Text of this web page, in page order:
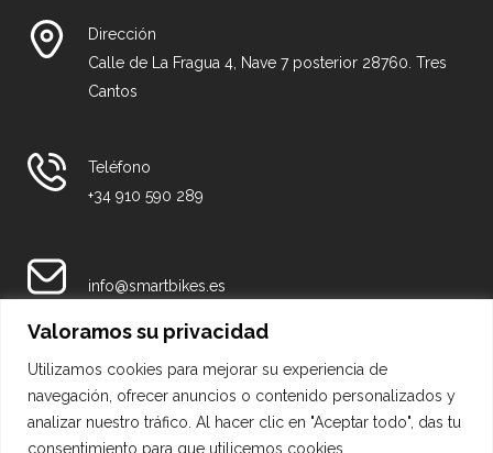
Valoramos su privacidad
Utilizamos cookies para mejorar su experiencia de
navegación, ofrecer anuncios o contenido personalizados y
analizar nuestro tráfico. Al hacer clic en "Aceptar todo", das tu
consentimiento para que utilicemos cookies.
Dirección
Calle de La Fragua 4, Nave 7 posterior 28760. Tres
Cantos
Teléfono
+34 910 590 289
info@smartbikes.es
Nuestras Redes